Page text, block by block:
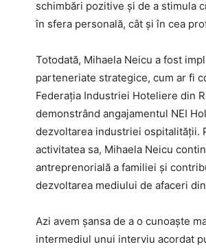
schimbări pozitive și de a stimula
în ​​sfera personală, cât și în cea
Totodată, Mihaela Neicu a fost
parteneriate strategice, cum ar fi
Federația Industriei Hoteliere din
demonstrând angajamentul NEI
dezvoltarea industriei ospitalității.
activitatea sa, Mihaela Neicu
antreprenorială a familiei și
dezvoltarea mediului de afaceri
Azi avem șansa de a o cunoaște
intermediul unui interviu acordat